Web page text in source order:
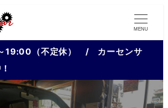
MENU
19:00（不定休） / カーセンサ